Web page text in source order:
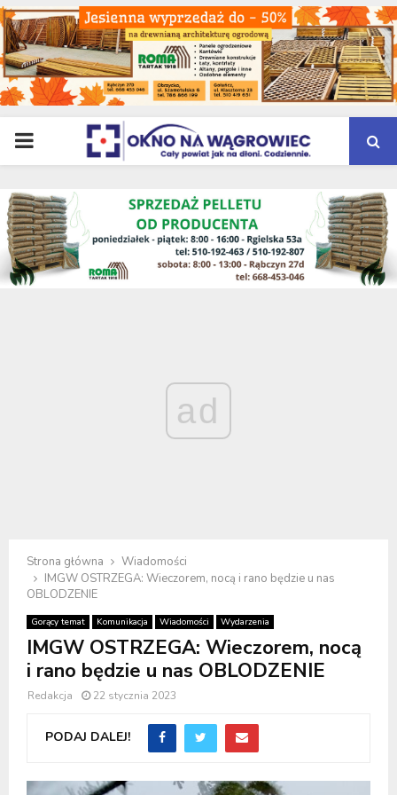
PRIMARY
MENU
ad
Strona główna
Wiadomości
IMGW OSTRZEGA: Wieczorem, nocą i rano będzie u nas
OBLODZENIE
Gorący temat Komunikacja Wiadomości Wydarzenia
IMGW OSTRZEGA: Wieczorem, nocą
i rano będzie u nas OBLODZENIE
Redakcja 22 stycznia 2023
PODAJ DALEJ!